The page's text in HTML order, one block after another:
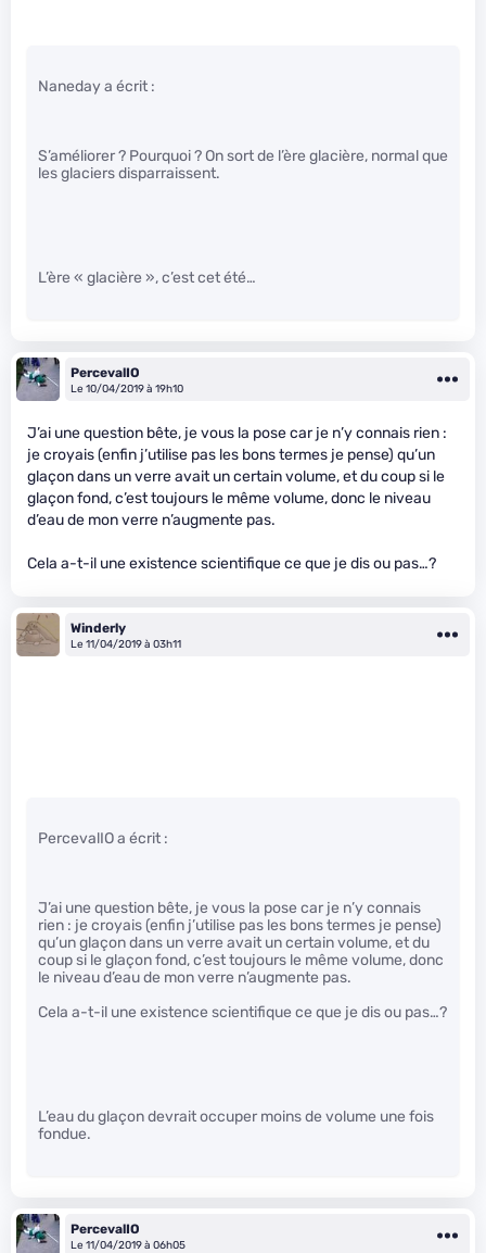
Naneday a écrit :
S’améliorer ? Pourquoi ? On sort de l’ère glacière, normal que
les glaciers disparraissent.
L’ère « glacière », c’est cet été…
PercevalIO
Le 10/04/2019 à 19h10
J’ai une question bête, je vous la pose car je n’y connais rien :
je croyais (enfin j’utilise pas les bons termes je pense) qu’un
glaçon dans un verre avait un certain volume, et du coup si le
glaçon fond, c’est toujours le même volume, donc le niveau
d’eau de mon verre n’augmente pas.
Cela a-t-il une existence scientifique ce que je dis ou pas…?
Winderly
Le 11/04/2019 à 03h11
PercevalIO a écrit :
J’ai une question bête, je vous la pose car je n’y connais
rien : je croyais (enfin j’utilise pas les bons termes je pense)
qu’un glaçon dans un verre avait un certain volume, et du
coup si le glaçon fond, c’est toujours le même volume, donc
le niveau d’eau de mon verre n’augmente pas.
Cela a-t-il une existence scientifique ce que je dis ou pas…?
L’eau du glaçon devrait occuper moins de volume une fois
fondue.
PercevalIO
Le 11/04/2019 à 06h05